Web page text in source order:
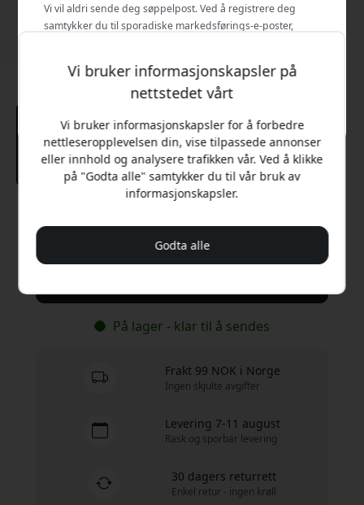
399 NOK
På lager - klar til å sendes
Frakt 99 NOK i Norge
Ingen skjulte avgifter
Levering 7-11 august
Rask og sporbar levering
30 dagers returrett
Enkel retur - ingen krøll
Vi bruker informasjonskapsler på
nettstedet vårt
Vi bruker informasjonskapsler for å forbedre
nettleseropplevelsen din, vise tilpassede annonser
eller innhold og analysere trafikken vår. Ved å klikke
på "Godta alle" samtykker du til vår bruk av
informasjonskapsler.
Godta alle
Vi vil aldri sende deg søppelpost. Ved å registrere deg
samtykker du til sporadiske markedsførings-e-poster,
Nei, jeg vil heller betale full pris.